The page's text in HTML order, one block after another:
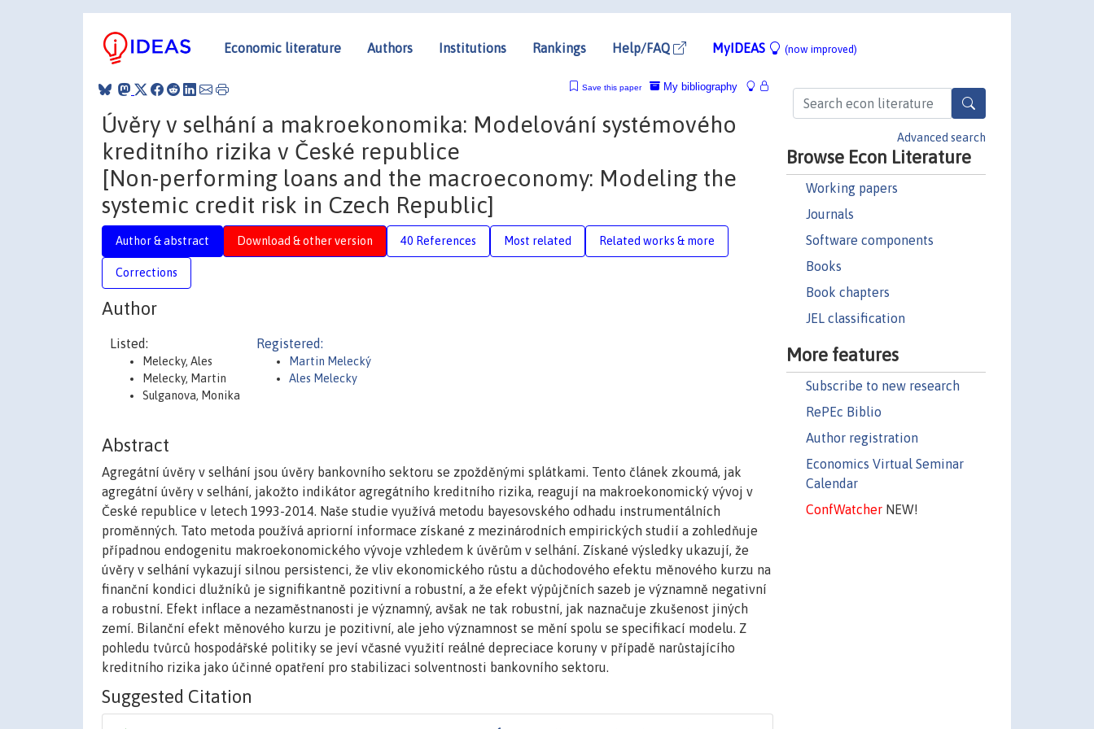
Economic literature Authors Institutions Rankings Help/FAQ MyIDEAS (now improved)
Advanced search
Browse Econ Literature
Working papers
Journals
Software components
Books
Book chapters
JEL classification
More features
Subscribe to new research
RePEc Biblio
Author registration
Economics Virtual Seminar
Calendar
ConfWatcherNEW!
My bibliography
Save this paper
Úvěry v selhání a makroekonomika: Modelování systémového
kreditního rizika v České republice
[Non-performing loans and the macroeconomy: Modeling the
systemic credit risk in Czech Republic]
Author & abstract Download & other version 40 References Most related Related works & more
Corrections
Author
Listed:
Melecky, Ales
Melecky, Martin
Sulganova, Monika
Registered:
Martin Melecký
Ales Melecky
Abstract
Agregátní úvěry v selhání jsou úvěry bankovního sektoru se zpožděnými splátkami. Tento článek zkoumá, jak
agregátní úvěry v selhání, jakožto indikátor agregátního kreditního rizika, reagují na makroekonomický vývoj v
České republice v letech 1993-2014. Naše studie využívá metodu bayesovského odhadu instrumentálních
proměnných. Tato metoda používá apriorní informace získané z mezinárodních empirických studií a zohledňuje
případnou endogenitu makroekonomického vývoje vzhledem k úvěrům v selhání. Získané výsledky ukazují, že
úvěry v selhání vykazují silnou persistenci, že vliv ekonomického růstu a důchodového efektu měnového kurzu na
finanční kondici dlužníků je signifikantně pozitivní a robustní, a že efekt výpůjčních sazeb je významně negativní
a robustní. Efekt inflace a nezaměstnanosti je významný, avšak ne tak robustní, jak naznačuje zkušenost jiných
zemí. Bilanční efekt měnového kurzu je pozitivní, ale jeho významnost se mění spolu se specifikací modelu. Z
pohledu tvůrců hospodářské politiky se jeví včasné využití reálné depreciace koruny v případě narůstajícího
kreditního rizika jako účinné opatření pro stabilizaci solventnosti bankovního sektoru.
Suggested Citation